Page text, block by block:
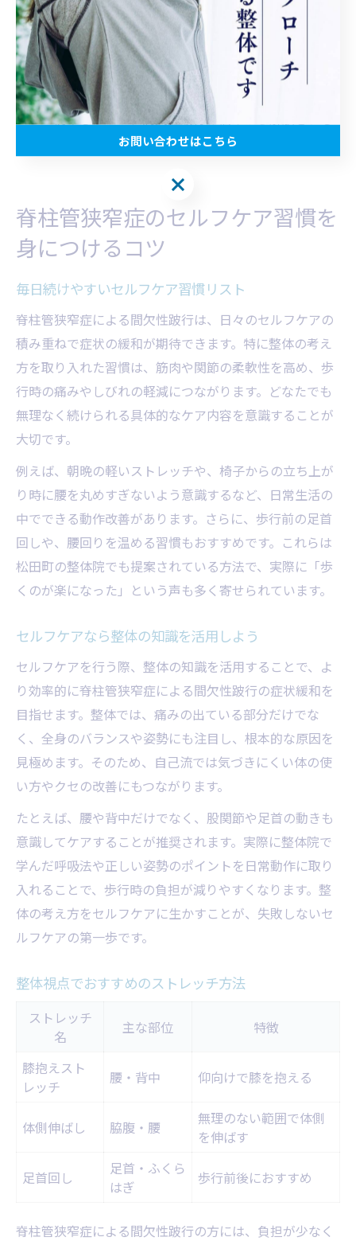
の再発リスクを減らすことが可能です。整体院では、
個々の症状や動作パターンに合わせたアドバイスが行わ
れるため、自宅でできるストレッチや体操も併用するこ
とが推奨されます。日々の習慣を見直し、無理のないペ
ースで続けることが、間欠性跛行の悩みから解放される
脊柱管狭窄症のセルフケア習慣を
身につけるコツ
毎日続けやすいセルフケア習慣リスト
脊柱管狭窄症による間欠性跛行は、日々のセルフケアの
積み重ねで症状の緩和が期待できます。特に整体の考え
方を取り入れた習慣は、筋肉や関節の柔軟性を高め、歩
行時の痛みやしびれの軽減につながります。どなたでも
無理なく続けられる具体的なケア内容を意識することが
大切です。
例えば、朝晩の軽いストレッチや、椅子からの立ち上が
り時に腰を丸めすぎないよう意識するなど、日常生活の
中でできる動作改善があります。さらに、歩行前の足首
回しや、腰回りを温める習慣もおすすめです。これらは
松田町の整体院でも提案されている方法で、実際に「歩
くのが楽になった」という声も多く寄せられています。
セルフケアなら整体の知識を活用しよう
セルフケアを行う際、整体の知識を活用することで、よ
り効率的に脊柱管狭窄症による間欠性跛行の症状緩和を
目指せます。整体では、痛みの出ている部分だけでな
く、全身のバランスや姿勢にも注目し、根本的な原因を
見極めます。そのため、自己流では気づきにくい体の使
い方やクセの改善にもつながります。
たとえば、腰や背中だけでなく、股関節や足首の動きも
意識してケアすることが推奨されます。実際に整体院で
学んだ呼吸法や正しい姿勢のポイントを日常動作に取り
入れることで、歩行時の負担が減りやすくなります。整
体の考え方をセルフケアに生かすことが、失敗しないセ
ルフケアの第一歩です。
整体視点でおすすめのストレッチ方法
ストレッチ
名
主な部位 特徴
膝抱えスト
レッチ
腰・背中 仰向けで膝を抱える
体側伸ばし 脇腹・腰
無理のない範囲で体側
を伸ばす
足首回し
足首・ふくら
はぎ
歩行前後におすすめ
脊柱管狭窄症による間欠性跛行の方には、負担が少なく
お問い合わせはこちら
お問い合わせはこちら